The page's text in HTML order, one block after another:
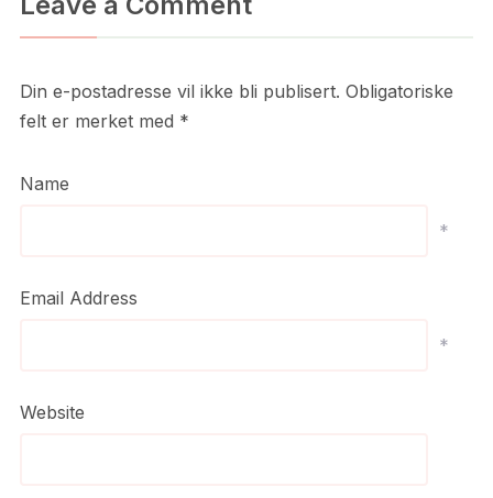
Din e-postadresse vil ikke bli publisert. Obligatoriske
felt er merket med *
Name
*
Email Address
*
Website